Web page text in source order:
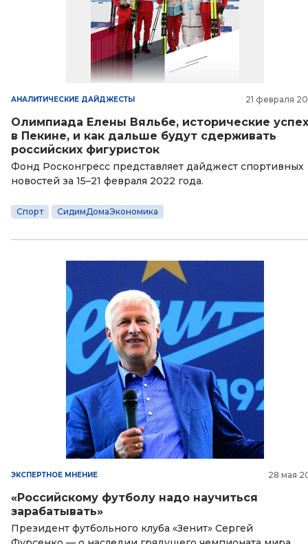
АНАЛИТИЧЕСКИЕ ДАЙДЖЕСТЫ 21 февраля
Олимпиада Елены Вяльбе, исторические
в Пекине, и как дальше будут сдерживать
российских фигуристок
Фонд Росконгресс представляет дайджест спортивных
новостей за 15–21 февраля 2022 года.
Спорт СидимДомаЭкономика
ЭКСПЕРТНОЕ МНЕНИЕ 28 мая
«Российскому футболу надо научиться
зарабатывать»
Президент футбольного клуба «Зенит» Сергей